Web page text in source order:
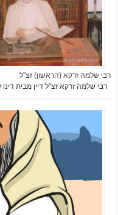
רבי שלמה זרקא (הראשון) זצ"ל
רבי שלמה זרקא זצ"ל דיין מבית